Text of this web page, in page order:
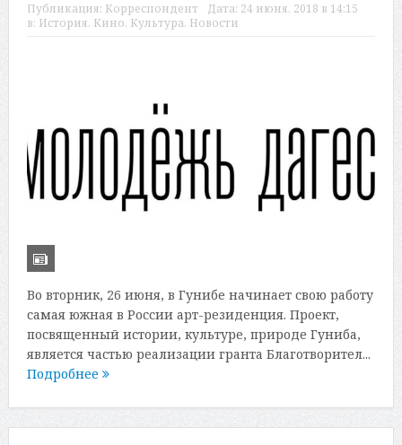
Публикация: Корреспондент Дата: 24 июня, 2018 в 14:15
в: История, Кино, Культура, Новости
Во вторник, 26 июня, в Гунибе начинает свою работу
самая южная в России арт-резиденция. Проект,
посвященный истории, культуре, природе Гуниба,
является частью реализации гранта Благотворител...
Подробнее